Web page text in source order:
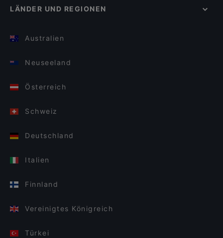
LÄNDER UND REGIONEN
Australien
Neuseeland
Österreich
Schweiz
Deutschland
Italien
Finnland
Vereinigtes Königreich
Türkei